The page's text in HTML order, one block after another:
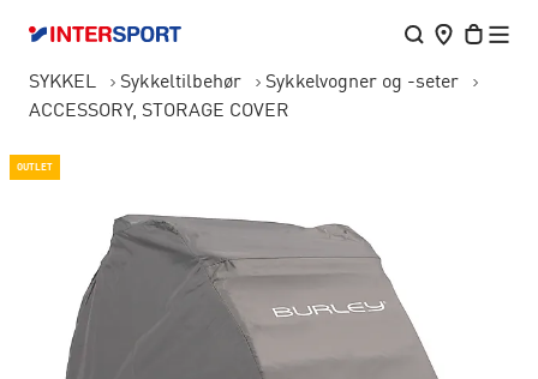
SYKKEL Sykkeltilbehør
Sykkelvogner og -seter
ACCESSORY, STORAGE COVER
OUTLET